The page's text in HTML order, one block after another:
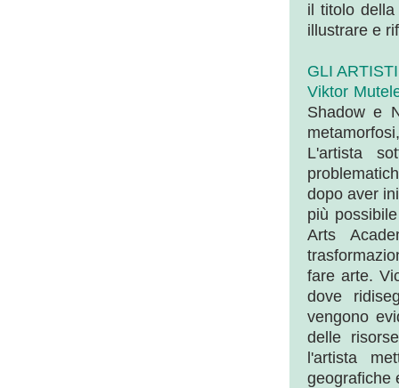
il titolo
illustrare e
GLI
Viktor
Shadow e
L'artista
dopo aver
più
Arts
fare arte.
dove
vengono
delle
l'artista
geografiche